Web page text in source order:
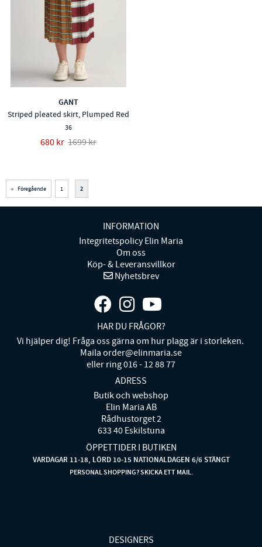
GANT
Striped pleated skirt, Plumped Red
36
680 kr 1699 kr
« Föregående 1 2
INFORMATION
Integritetspolicy Elin Maria
Om oss
Köp- & Leveransvillkor
Nyhetsbrev
HAR DU FRÅGOR?
Vi hjälper dig! Fråga oss gärna om hur plagg är i storleken.
Maila order@elinmaria.se
eller ring 016 - 12 88 77
ADRESS
Butik och webshop
Elin Maria AB
Rådhustorget 2
633 40 Eskilstuna
ÖPPETTIDER I BUTIKEN
VARDAGAR 11-18, LÖRD 10-15 NATIONALDAGEN 6/6 STÄNGT
PERSONAL SHOPPING? SKICKA ETT MAIL.
DESIGNERS